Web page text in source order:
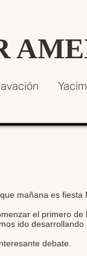
mañana es
el primero
ido
debate.